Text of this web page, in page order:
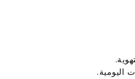
اليومية.